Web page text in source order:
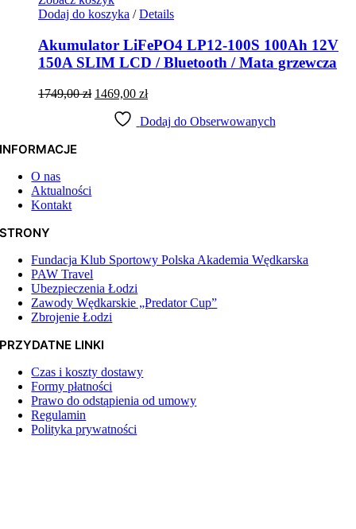
Dodaj do koszyka / Details
Akumulator LiFePO4 LP12-100S 100Ah 12V
150A SLIM LCD / Bluetooth / Mata grzewcza
1749,00zł Pierwotna
wynosiła:
1469,00 złAktualna
wynosi:
Dodaj do Obserwowanych
INFORMACJE
O nas
Aktualności
Kontakt
STRONY
Fundacja Klub Sportowy Polska Akademia Wędkarska
PAW Travel
Ubezpieczenia Łodzi
Zawody Wędkarskie „Predator Cup”
Zbrojenie Łodzi
PRZYDATNE LINKI
Czas i koszty dostawy
Formy płatności
Prawo do odstąpienia od umowy
Regulamin
Polityka prywatności